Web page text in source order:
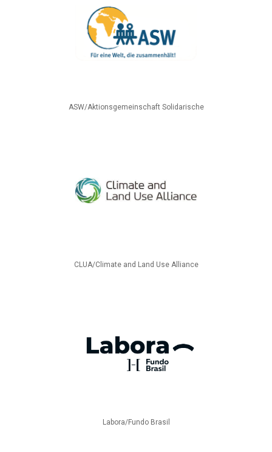
ASW/Aktionsgemeinschaft Solidarische
CLUA/Climate and Land Use Alliance
Labora/Fundo Brasil